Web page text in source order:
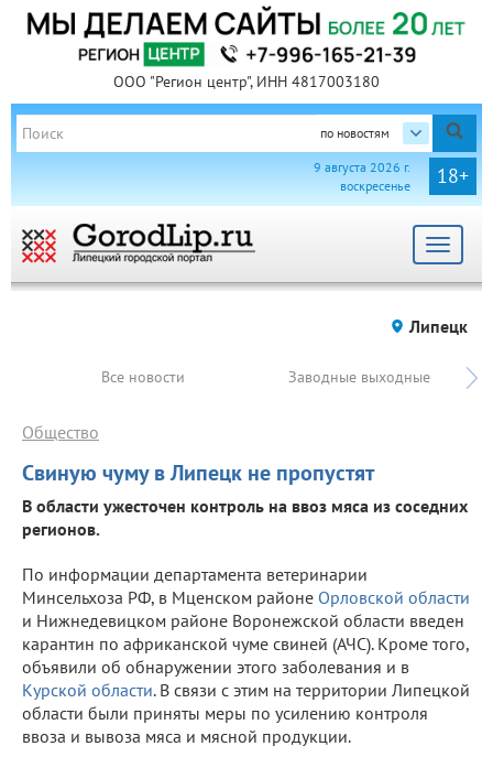
ООО "Регион центр", ИНН 4817003180
по новостям
18+
9 августа 2026 г.
воскресенье
Toggle
Липецк
Все новости Заводные выходные
Свиную чуму в Липецк не пропустят
Общество
В области ужесточен контроль на ввоз мяса из соседних
регионов.
По информации департамента ветеринарии
Минсельхоза РФ, в Мценском районе Орловской области
и Нижнедевицком районе Воронежской области введен
карантин по африканской чуме свиней (АЧС). Кроме того,
объявили об обнаружении этого заболевания и в
Курской области. В связи с этим на территории Липецкой
области были приняты меры по усилению контроля
ввоза и вывоза мяса и мясной продукции.